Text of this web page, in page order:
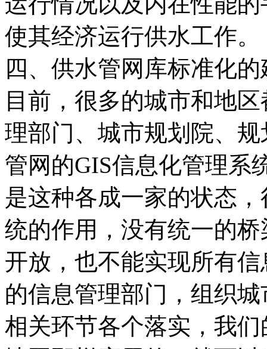
使其经济运行供水工作。
四、供水管网库标准化的
目前，很多的城市和地
理部门、城市规划院、
管网的GIS信息化管理系
是这种各成一家的状态
统的作用，没有统一的
开放，也不能实现所有
的信息管理部门，组织
相关环节各个落实，我